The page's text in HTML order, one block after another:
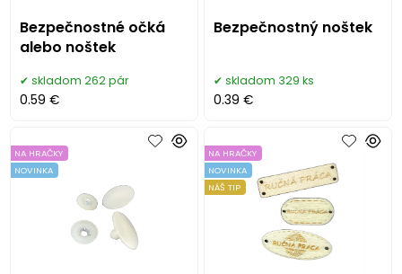
Bezpečnostné očká
alebo noštek
skladom 262 pár
0.59 €
Bezpečnostný noštek
skladom 329 ks
0.39 €
NA HRAČKY
NOVINKA
NA HRAČKY
NOVINKA
NÁŠ TIP